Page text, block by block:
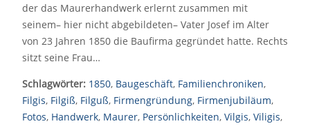
der das Maurerhandwerk erlernt zusammen mit
seinem– hier nicht abgebildeten– Vater Josef im Alter
von 23 Jahren 1850 die Baufirma gegründet hatte. Rechts
sitzt seine Frau…
Schlagwörter: 1850, Baugeschäft, Familienchroniken,
Filgis, Filgiß, Filguß, Firmengründung, Firmenjubiläum,
Fotos, Handwerk, Maurer, Persönlichkeiten, Vilgis, Viligis,